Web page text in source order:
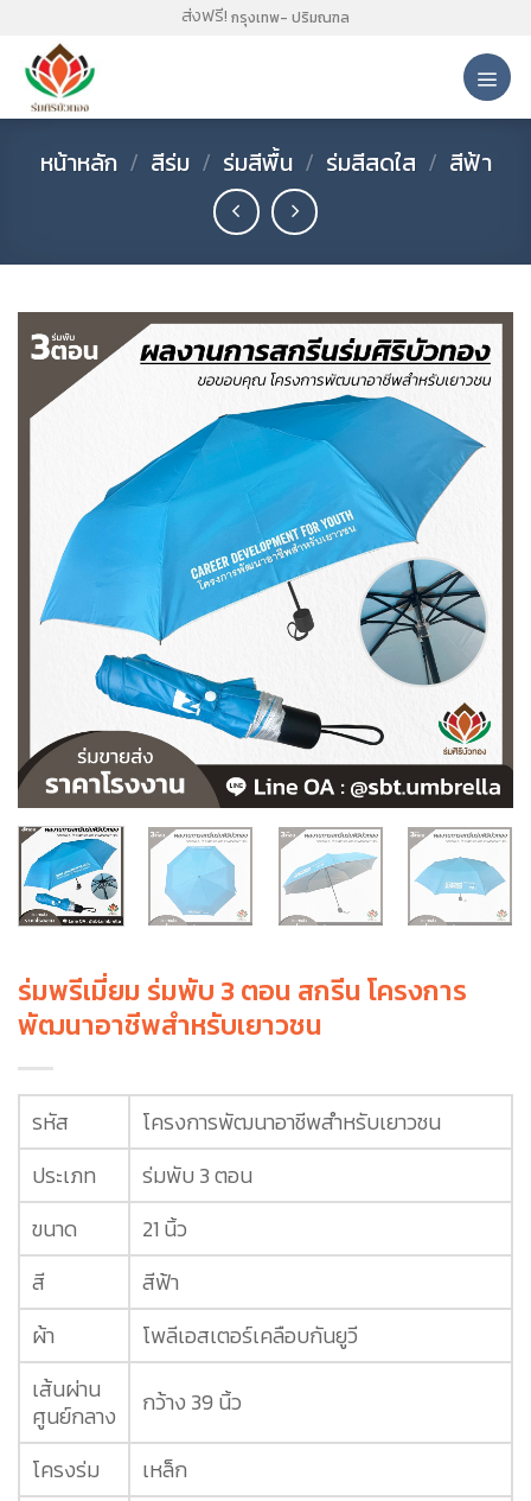
content
ส่งฟรี! กรุงเทพ- ปริมณฑล
หน้าหลัก / สีร่ม / ร่มสีพื้น / ร่มสีสดใส / สีฟ้า
ร่มพรีเมี่ยม ร่มพับ 3 ตอน สกรีน โครงการ
พัฒนาอาชีพสำหรับเยาวชน
รหัส
โครงการพัฒนาอาชีพสำหรับเยาวชน
ประเภท
ร่มพับ 3 ตอน
ขนาด
21 นิ้ว
สี
สีฟ้า
ผ้า
โพลีเอสเตอร์เคลือบกันยูวี
เส้นผ่าน
ศูนย์กลาง
กว้าง 39 นิ้ว
โครงร่ม
เหล็ก